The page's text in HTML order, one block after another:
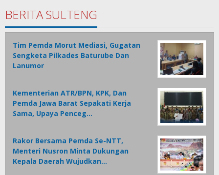
BERITA SULTENG
Tim Pemda Morut Mediasi, Gugatan
Sengketa Pilkades Baturube Dan
Lanumor
Kementerian ATR/BPN, KPK, Dan
Pemda Jawa Barat Sepakati Kerja
Sama, Upaya Penceg…
Rakor Bersama Pemda Se-NTT,
Menteri Nusron Minta Dukungan
Kepala Daerah Wujudkan…